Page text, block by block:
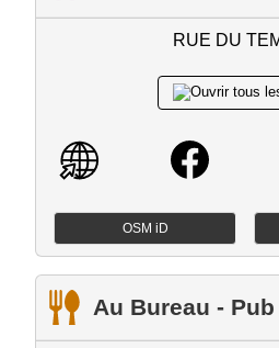
RUE DU
OSM iD
Au Bureau -